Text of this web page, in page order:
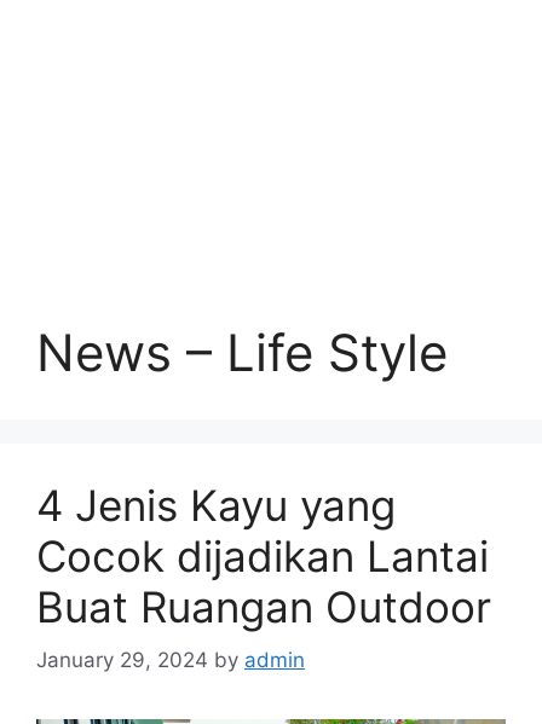
News – Life Style
4 Jenis Kayu yang
Cocok dijadikan Lantai
Buat Ruangan Outdoor
January 29, 2024 by admin